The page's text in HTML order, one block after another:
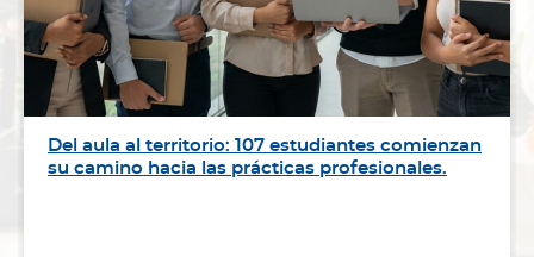
Del aula al territorio: 107 estudiantes comienzan
su camino hacia las prácticas profesionales.